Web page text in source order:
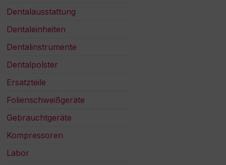
Dentalausstattung
Dentaleinheiten
Dentalinstrumente
Dentalpolster
Ersatzteile
Folienschweißgeräte
Gebrauchtgeräte
Kompressoren
Labor